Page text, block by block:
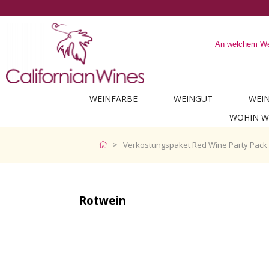
WEINFARBE WEINGUT
WOHIN
Verkostungspaket Red Wine Party Pack
Rotwein